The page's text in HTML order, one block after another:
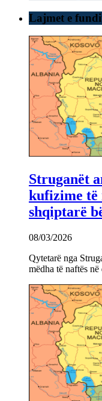
Lajmet e
Struganët
kufizime të
shqiptarë
08/03/2026
Qytetarë nga
mëdha të naftës